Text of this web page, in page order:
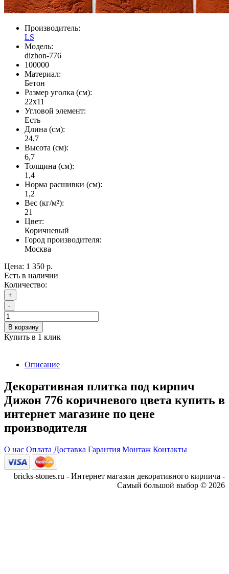
Производитель:
LS
Модель:
dizhon-776
100000
Материал:
Бетон
Размер уголка (см):
22х11
Угловой элемент:
Есть
Длина (см):
24,7
Высота (см):
6,7
Толщина (см):
1,4
Норма расшивки (см):
1,2
Вес (кг/м²):
21
Цвет:
Коричневый
Город производителя:
Москва
Цена: 1 350 р.
Есть в наличии
Количество:
+
-
В корзину
Купить в 1 клик
Описание
Декоративная плитка под кирпич
Дижон 776 коричневого цвета купить в
интернет магазине по цене
производителя
О нас Оплата Доставка Гарантия Монтаж Контакты
bricks-stones.ru - Интернет магазин декоративного кирпича -
Самый большой выбор © 2026